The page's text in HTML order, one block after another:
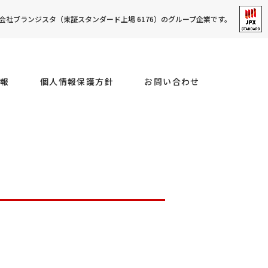
ブランジスタ（東証スタンダード上場 6176）のグループ企業です。
個人情報保護方針 お問い合わせ